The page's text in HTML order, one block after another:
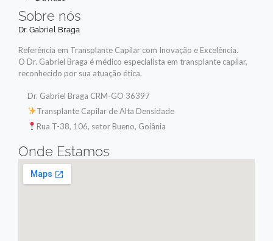
Sobre nós
Dr. Gabriel Braga
Referência em Transplante Capilar com Inovação e Excelência.
O Dr. Gabriel Braga é médico especialista em transplante capilar,
reconhecido por sua atuação ética.
Dr. Gabriel Braga CRM-GO 36397
Transplante Capilar de Alta Densidade
Rua T-38, 106, setor Bueno, Goiânia
Onde Estamos